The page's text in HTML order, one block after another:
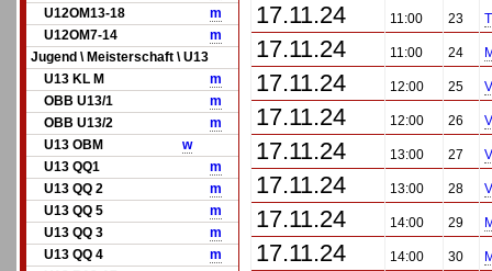
U12OM13-18
m
U12OM7-14
m
Jugend \ Meisterschaft \ U13
U13 KL M
m
OBB U13/1
m
OBB U13/2
m
U13 OBM
w
U13 QQ1
m
U13 QQ 2
m
U13 QQ 5
m
U13 QQ 3
m
U13 QQ 4
m
17.11.24 11:00 23
17.11.24 11:00 24
17.11.24 12:00 25
17.11.24 12:00 26
17.11.24 13:00 27
17.11.24 13:00 28
17.11.24 14:00 29
17.11.24 14:00 30